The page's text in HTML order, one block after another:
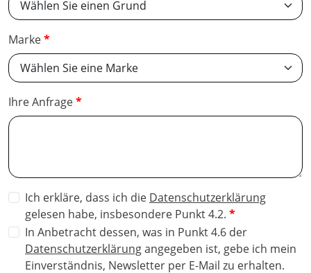
Marke
Ihre Anfrage
Ich erkläre, dass ich die Datenschutzerklärung
gelesen habe, insbesondere Punkt 4.2.
In Anbetracht dessen, was in Punkt 4.6 der
Datenschutzerklärungangegeben ist, gebe ich mein
Einverständnis, Newsletter per E-Mail zu erhalten.